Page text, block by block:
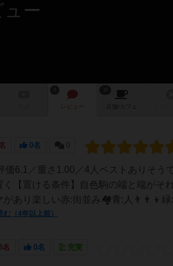
ー
レビュー 店舗/ カフェ
0名 0
価6.1／重さ1.00／4人ベストありそう
く【置ける条件】自色駒の端と端がそ
があり楽しい赤:街並み🏘青:人👨‍👨‍👦緑
む（4年以上前）
名 0名 充実